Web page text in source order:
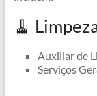
🧹
Auxiliar de
Serviços